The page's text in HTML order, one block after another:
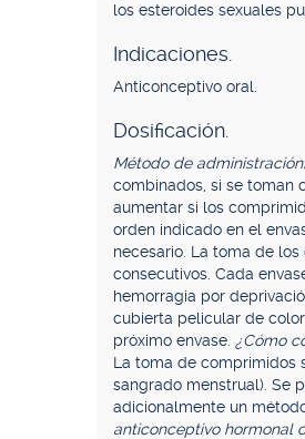
los esteroides sexuales
Indicaciones.
Anticonceptivo oral.
Dosificación.
Método de
combinados, si se toman
aumentar si los
orden indicado en el
necesario. La toma de
consecutivos. Cada
hemorragia por
cubierta pelicular de
próximo envase. ¿Cómo
La toma de comprimidos
sangrado menstrual). Se
adicionalmente un
anticonceptivo hormonal